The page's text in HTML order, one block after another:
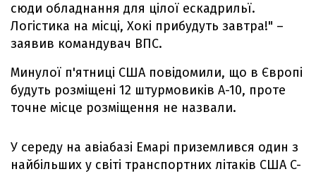
сюди обладнання для цілої ескадрильї.
Логістика на місці, Хокі прибудуть завтра!" –
заявив командувач ВПС.
Минулої п'ятниці США повідомили, що в Європі
будуть розміщені 12 штурмовиків А-10, проте
точне місце розміщення не назвали.
У середу на авіабазі Емарі приземлився один з
найбільших у світі транспортних літаків США C-